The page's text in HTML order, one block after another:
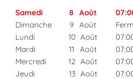
Samedi 8 Août
Dimanche
9 Août
Lundi
10 Août
Mardi
11 Août
Mercredi
12 Août
Jeudi
13 Août